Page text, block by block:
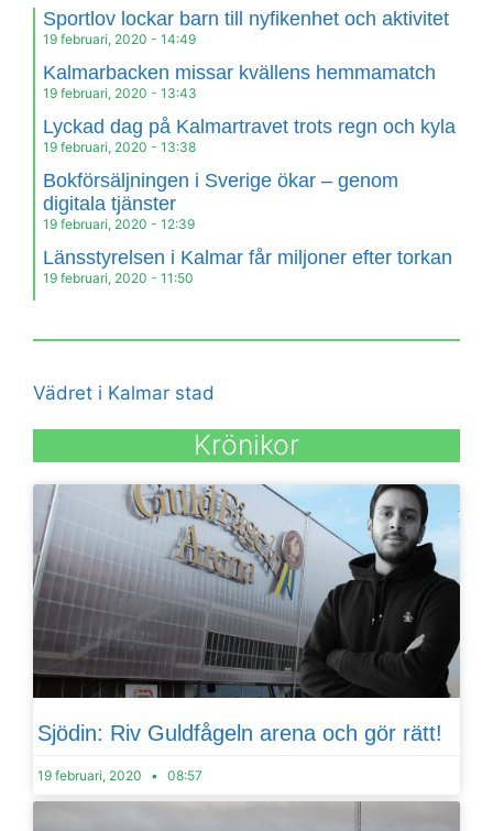
Sportlov lockar barn till nyfikenhet och aktivitet
19 februari, 2020 14:49
Kalmarbacken missar kvällens hemmamatch
19 februari, 2020 13:43
Lyckad dag på Kalmartravet trots regn och kyla
19 februari, 2020 13:38
Bokförsäljningen i Sverige ökar – genom
digitala tjänster
19 februari, 2020 12:39
Länsstyrelsen i Kalmar får miljoner efter torkan
19 februari, 2020 11:50
Vädret i Kalmar stad
Krönikor
Sjödin: Riv Guldfågeln arena och gör rätt!
19 februari, 2020 08:57